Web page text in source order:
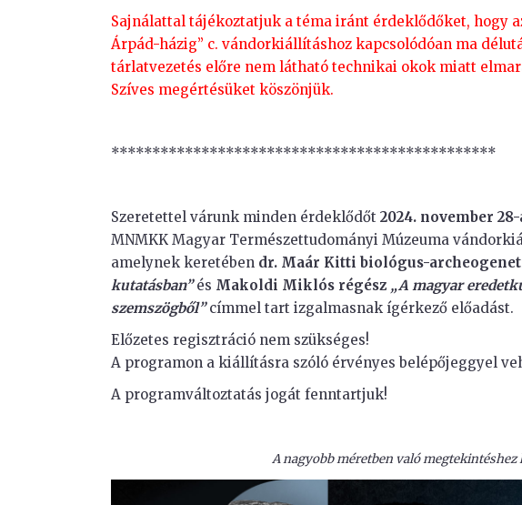
Sajnálattal tájékoztatjuk a téma iránt érdeklődőket, hogy
Árpád-házig” c. vándorkiállításhoz kapcsolódóan ma
tárlatvezetés előre nem látható technikai okok miatt
Szíves megértésüket köszönjük.
***********************************************
Szeretettel várunk minden érdeklődőt 2024. november
MNMKK Magyar Természettudományi Múzeuma
amelynek keretében dr. Maár Kitti biológus-
kutatásban”és Makoldi Miklós régész „A magyar
szemszögből”címmel tart izgalmasnak ígérkező előadást.
Előzetes regisztráció nem szükséges!
A programon a kiállításra szóló érvényes belépőjeggyel
A programváltoztatás jogát fenntartjuk!
A nagyobb méretben való